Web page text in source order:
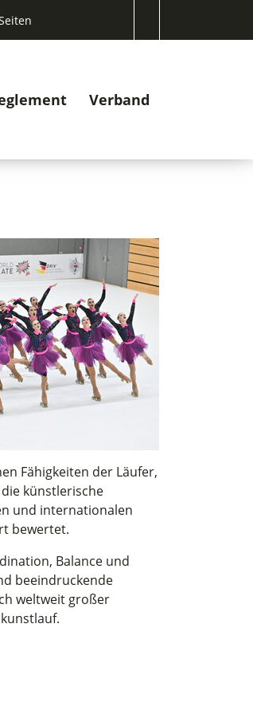
Verband
Fähigkeiten der Läufer,
künstlerische
und internationalen
bewertet.
Balance und
beeindruckende
weltweit großer